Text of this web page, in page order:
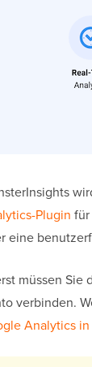
Plugin
eine
müssen Sie
verbinden.
Analytics